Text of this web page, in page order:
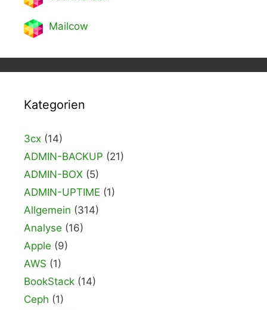
Mailcow
Kategorien
3cx (14)
ADMIN-BACKUP (21)
ADMIN-BOX (5)
ADMIN-UPTIME (1)
Allgemein (314)
Analyse (16)
Apple (9)
AWS (1)
BookStack (14)
Ceph (1)